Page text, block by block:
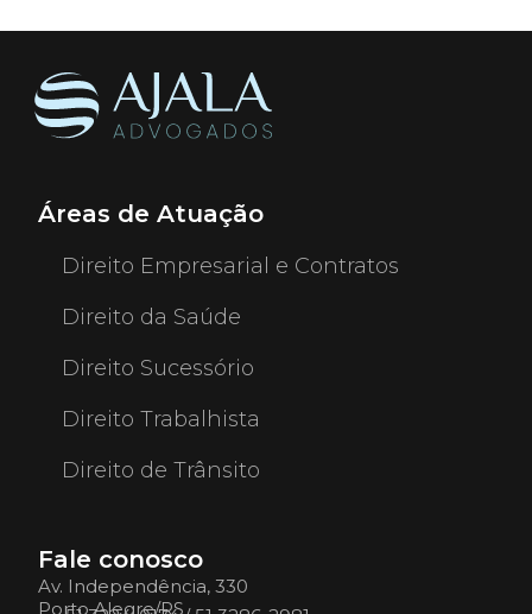
Áreas de Atuação
Direito Empresarial e Contratos
Direito da Saúde
Direito Sucessório
Direito Trabalhista
Direito de Trânsito
Fale conosco
Av. Independência, 330
Porto Alegre/RS